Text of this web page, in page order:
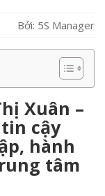
Bởi: 5S Manager
Xuân –
cậy
hành
tâm